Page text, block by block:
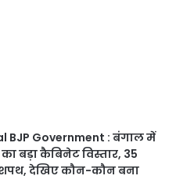
BJP Government : बंगाल में
बड़ा कैबिनेट विस्तार, 35
शपथ, देखिए कौन-कौन बना